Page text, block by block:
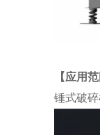
【应用
锤式破